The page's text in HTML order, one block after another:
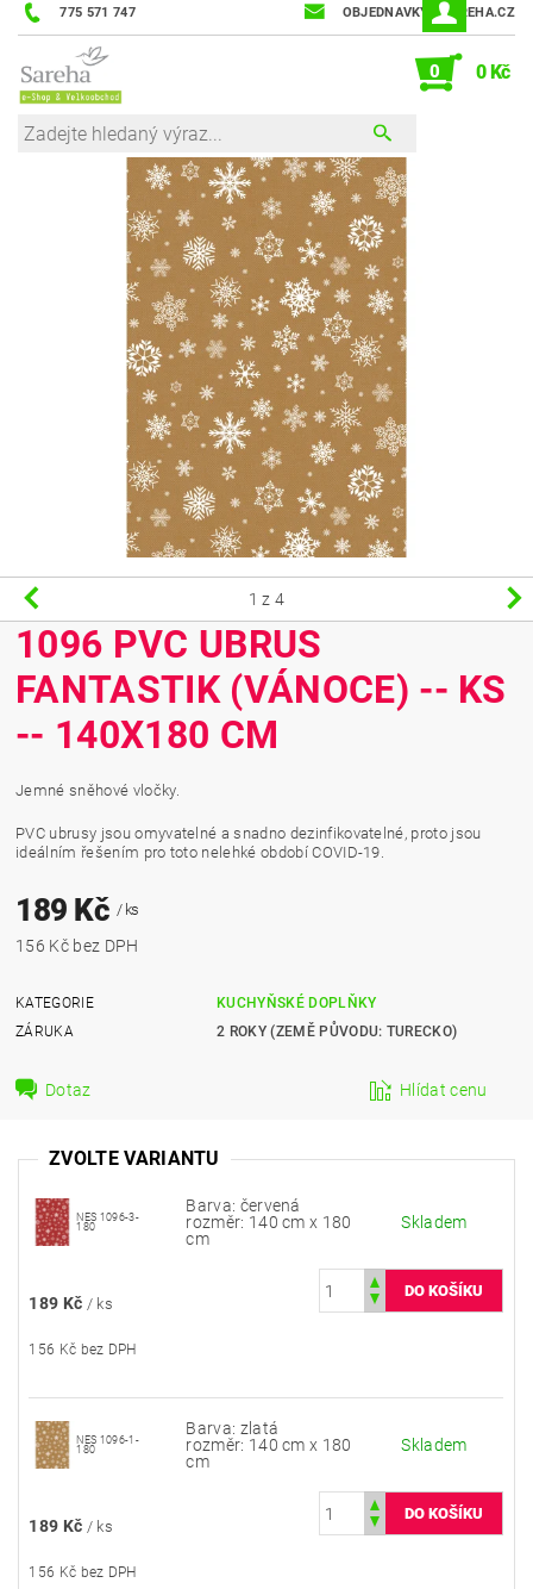
775 571 747 OBJEDNAVKY@SAREHA.CZ
0 0 Kč
1 z 4
1096 PVC UBRUS
FANTASTIK (VÁNOCE) -- KS
-- 140X180 CM
Jemné sněhové vločky.
PVC ubrusy jsou omyvatelné a snadno dezinfikovatelné, proto jsou
ideálním řešením pro toto nelehké období COVID-19.
189 Kč / ks
156 Kč bez DPH
KATEGORIE
KUCHYŇSKÉ DOPLŇKY
ZÁRUKA
2 ROKY (ZEMĚ PŮVODU: TURECKO)
Dotaz Hlídat cenu
ZVOLTE VARIANTU
NES 1096-3-
180
Barva: červená
rozměr: 140 cm x 180
cm
Skladem
189 Kč / ks
156 Kč bez DPH
NES 1096-1-
180
Barva: zlatá
rozměr: 140 cm x 180
cm
Skladem
189 Kč / ks
156 Kč bez DPH